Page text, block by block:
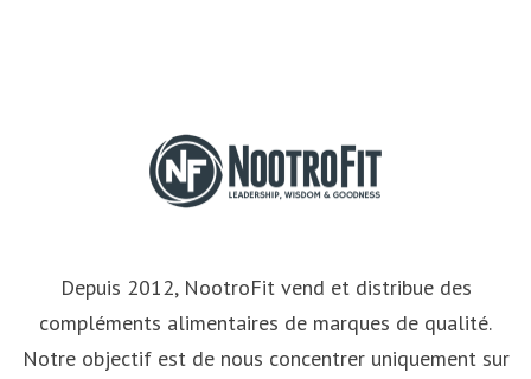
Depuis 2012, NootroFit vend et distribue des
compléments alimentaires de marques de qualité.
Notre objectif est de nous concentrer uniquement sur